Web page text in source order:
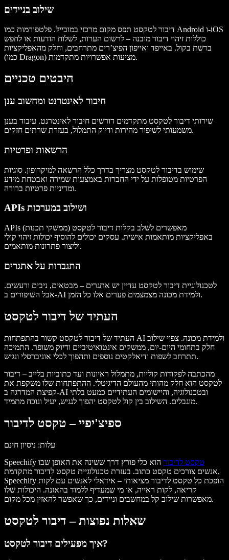
שילוב בניידים
דיבור לטקסט תפס מקום מרכזי במובייל. פלטפורמות כמו Android ו-iOS
כוללות זיהוי דיבור מובנה – לרשום הערות, לשלוח הודעות או לחפש
ברשת בקול. באייפד ואייפון הפיצ’רים מתרחבים, וחלק מהאפליקציות
(כמו Dragon) מציעות אפשרויות מתקדמות.
היבטים טכניים
חיבור לאינטרנט ומחשוב ענן
שירותי דיבור לטקסט מתקדמים דורשים חיבור לאינטרנט. עיבוד בענן
משמעותי לשיפור מהירות ודיוק התמלול, בעזרת שרתים חזקים.
הרשאות ופרטיות
שימוש בדיבור לטקסט מצריך בדרך כלל הרשאה למיקרופון. סוגיות
הפרטיות מטופלות על ידי החברות באמצעות שמירה ואבטחת מידע
ומדיניות פרטיות ברורה.
APIs ושילוב במערכות
APIs (ממשקי תכנות) מאפשרים לשלב בקלות דיבור לטקסט
באפליקציות מותאמות אישית. עסקים יכולים להוסיף יכולות זיהוי קולי
וליצור פתרונות מותאמים.
התגברות על אתגרים
לטכנולוגיית דיבור לטקסט עדיין יש אתגרים – מבטאים, ניבים ורעשים.
אבל השיפורים ב-AI ולמידת מכונה מצמצמים פערים אלו כל הזמן.
העתיד של דיבור לטקסט
העתיד של דיבור לטקסט קשור בהתפתחות AI ולמידת מכונה. צפוי שילוב
חלק בתחומי היום-יום, ממשקים אינטואיטיביים ודיוק משופר. התמיכה
תתרחב לשפות ודיאלקטים נוספים ותהפוך לכלי אוניברסלי ונגיש.
מהכתבה לפקודות קוליות, מתמלול ראיונות ועד כתוביות בלייב – דיבור
לטקסט הוא חלק מהותי מהעולם הדיגיטלי. ההתפתחות שלו משקפת את
קפיצת המדרגה ב-AI ובטכנולוגיה, והיישומים העתידיים כמעט בלתי
מוגבלים. השילוב בין קול לטקסט יהפוך לנגיש, יעיל ונוכח מתמיד.
ספיצ'יפיי – טקסט לדיבור
עלות: ניסיון חינם
Speechify
טקסט לדיבור הוא כלי פורץ דרך ששינה את האופן שבו
אנשים צורכים טקסט כתוב. בעזרת טכנולוגיית טקסט לדיבור מתקדמת,
Speechify הופכת כל טקסט לדיבור מציאותי – אידאלי לאנשים עם לקות
קריאה, לקות ראייה, או מי שמעדיף ללמוד בהאזנה. היכולות שלו
מאפשרות שילוב קל במחשבים וניידים, כך שאפשר להאזין מכל מקום.
שאלות נפוצות – דיבור לטקסט
איך מפעילים דיבור לטקסט?